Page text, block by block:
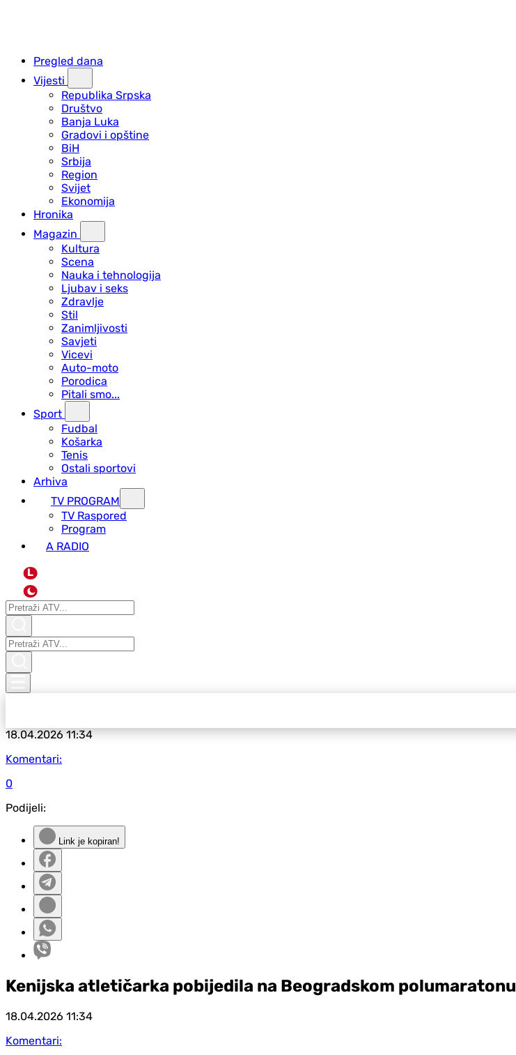
Pregled dana
Vijesti
Republika Srpska
Društvo
Banja Luka
Gradovi i opštine
BiH
Srbija
Region
Svijet
Ekonomija
Hronika
Magazin
Kultura
Scena
Nauka i tehnologija
Ljubav i seks
Zdravlje
Stil
Zanimljivosti
Savjeti
Vicevi
Auto-moto
Porodica
Pitali smo...
Sport
Fudbal
Košarka
Tenis
Ostali sportovi
Arhiva
TV PROGRAM
ТV Raspored
Program
A RADIO
L
18.04.202611:34
Komentari:
0
Podijeli:
Link je kopiran!
Kenijska atletičarka pobijedila na Beogradskom polumaratonu
18.04.2026 11:34
Komentari: